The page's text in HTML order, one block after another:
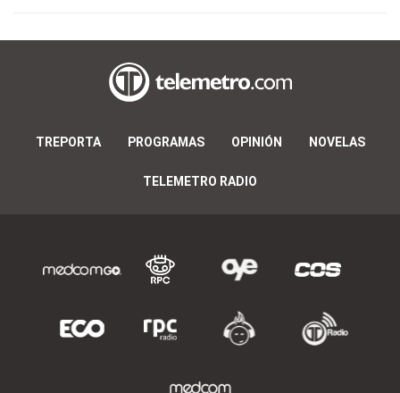
TREPORTA PROGRAMAS OPINIÓN NOVELAS
TELEMETRO RADIO